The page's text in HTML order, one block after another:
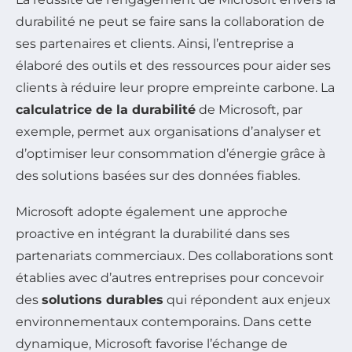
durabilité ne peut se faire sans la collaboration de
ses partenaires et clients. Ainsi, l’entreprise a
élaboré des outils et des ressources pour aider ses
clients à réduire leur propre empreinte carbone. La
calculatrice de la durabilité de Microsoft, par
exemple, permet aux organisations d’analyser et
d’optimiser leur consommation d’énergie grâce à
des solutions basées sur des données fiables.
Microsoft adopte également une approche
proactive en intégrant la durabilité dans ses
partenariats commerciaux. Des collaborations sont
établies avec d’autres entreprises pour concevoir
des solutions durables qui répondent aux enjeux
environnementaux contemporains. Dans cette
dynamique, Microsoft favorise l’échange de